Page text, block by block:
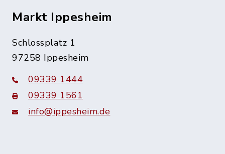
Markt Ippesheim
Schlossplatz 1
97258 Ippesheim
09339 1444
09339 1561
info@ippesheim.de